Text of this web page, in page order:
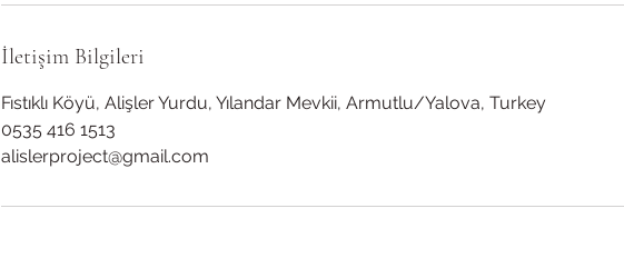
İletişim Bilgileri
Fıstıklı Köyü, Alişler Yurdu, Yılandar Mevkii, Armutlu/Yalova, Turkey
0535 416 1513
alislerproject@gmail.com